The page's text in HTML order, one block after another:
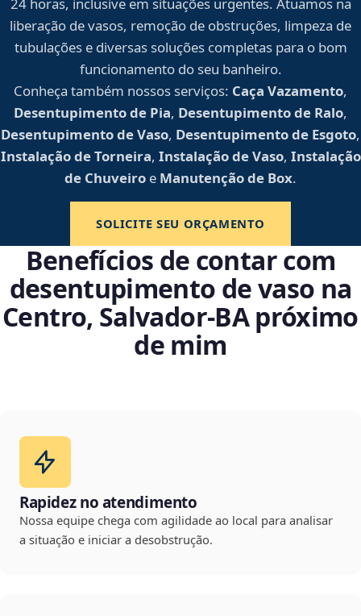
liberação de vasos, remoção de obstruções, limpeza de
tubulações e diversas soluções completas para o bom
funcionamento do seu banheiro.
Conheça também nossos serviços: Caça Vazamento,
Desentupimento de Pia, Desentupimento de Ralo,
Desentupimento de Vaso, Desentupimento de Esgoto,
Instalação de Torneira, Instalação de Vaso, Instalação
de Chuveiro e Manutenção de Box.
SOLICITE SEU ORÇAMENTO
Benefícios de contar com
desentupimento de vaso na
Centro, Salvador‑BA próximo
de mim
Rapidez no atendimento
Nossa equipe chega com agilidade ao local para analisar
a situação e iniciar a desobstrução.